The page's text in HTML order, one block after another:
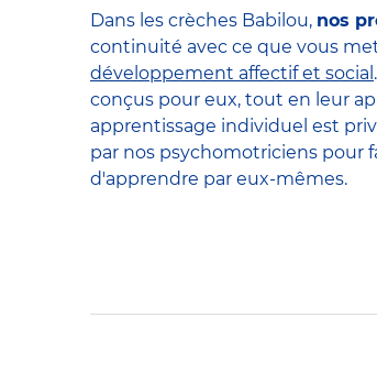
Dans les crèches Babilou, nos
continuité avec ce que vous
développement affectif et social
conçus pour eux, tout en leur
apprentissage individuel est
par nos psychomotriciens pour
d'apprendre par eux-mêmes.